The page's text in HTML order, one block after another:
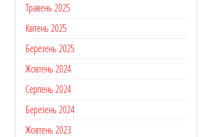
Травень 2025
Квітень 2025
Березень 2025
Жовтень 2024
Серпень 2024
Березень 2024
Жовтень 2023